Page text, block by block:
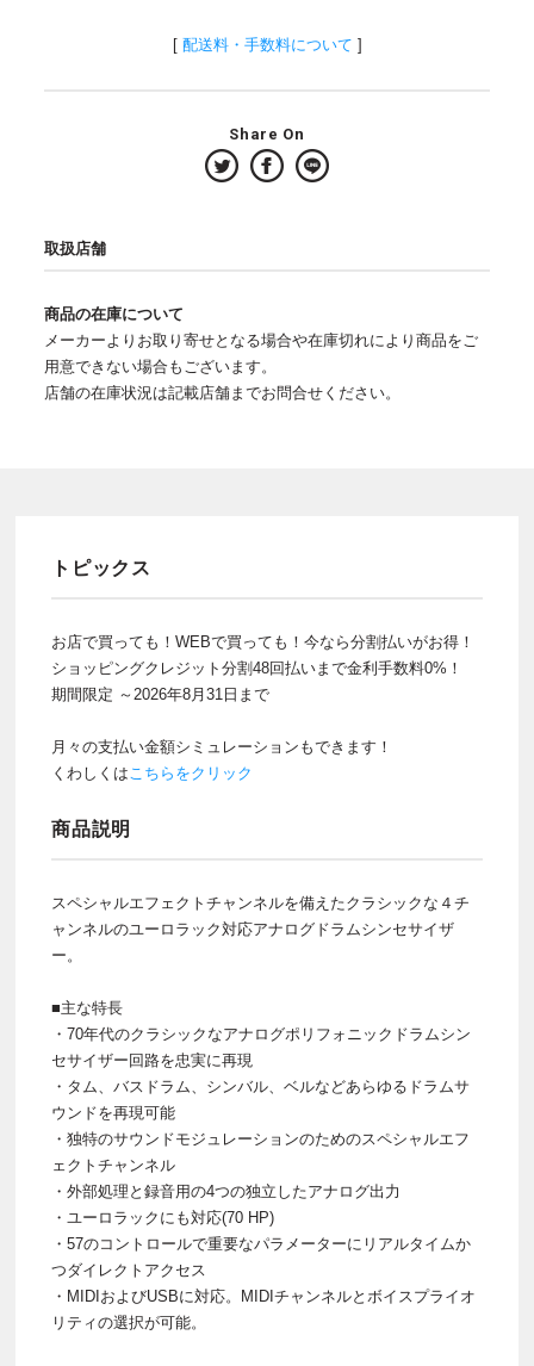
[ 配送料・手数料について ]
Share On
取扱店舗
商品の在庫について
メーカーよりお取り寄せとなる場合や在庫切れにより商品をご
用意できない場合もございます。
店舗の在庫状況は記載店舗までお問合せください。
トピックス
お店で買っても！WEBで買っても！今なら分割払いがお得！
ショッピングクレジット分割48回払いまで金利手数料0%！
期間限定 ～2026年8月31日まで
月々の支払い金額シミュレーションもできます！
くわしくはこちらをクリック
商品説明
スペシャルエフェクトチャンネルを備えたクラシックな４チ
ャンネルのユーロラック対応アナログドラムシンセサイザ
ー。
■主な特長
・70年代のクラシックなアナログポリフォニックドラムシン
セサイザー回路を忠実に再現
・タム、バスドラム、シンバル、ベルなどあらゆるドラムサ
ウンドを再現可能
・独特のサウンドモジュレーションのためのスペシャルエフ
ェクトチャンネル
・外部処理と録音用の4つの独立したアナログ出力
・ユーロラックにも対応(70 HP)
・57のコントロールで重要なパラメーターにリアルタイムか
つダイレクトアクセス
・MIDIおよびUSBに対応。MIDIチャンネルとボイスプライオ
リティの選択が可能。